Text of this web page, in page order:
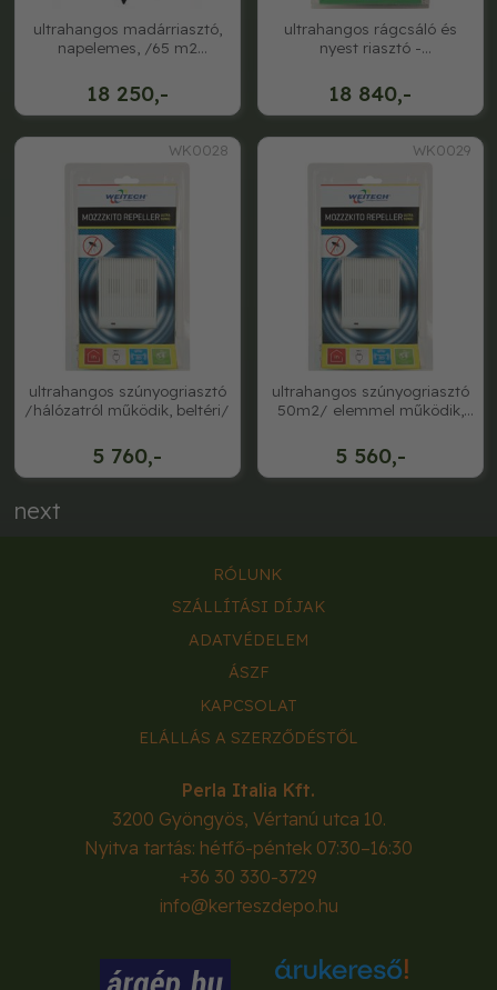
18 250,-
ultrahangos madárriasztó,
napelemes, /65 m2
18 840,-
ultrahangos rágcsáló és
nyest riasztó -
WK0028
5 760,-
ultrahangos szúnyogriasztó
/hálózatról működik, beltéri/
WK0029
5 560,-
ultrahangos szúnyogriasztó
50m2/ elemmel működik,
next
RÓLUNK
SZÁLLÍTÁSI DÍJAK
ADATVÉDELEM
ÁSZF
KAPCSOLAT
ELÁLLÁS A SZERZŐDÉSTŐL
Perla Italia Kft.
3200 Gyöngyös, Vértanú utca 10.
Nyitva tartás: hétfő-péntek 07:30–16:30
+36 30 330-3729
info@kerteszdepo.hu